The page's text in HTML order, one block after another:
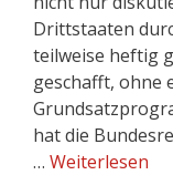
Drittstaaten
teilweise heftig
geschafft, ohne
hat die
… Weiterlesen